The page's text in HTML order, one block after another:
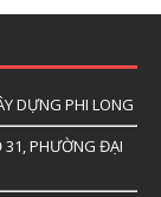
DỰNG PHI LONG
PHƯỜNG ĐẠI